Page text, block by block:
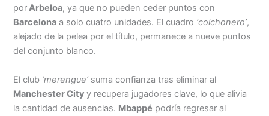
porArbeloa, ya que no pueden ceder puntos con
Barcelona a solo cuatro unidades. El cuadro ‘colchonero’,
alejado de la pelea por el título, permanece a nueve puntos
del conjunto blanco.
El club ‘merengue’ suma confianza tras eliminar al
Manchester Cityy recupera jugadores clave, lo que alivia
la cantidad de ausencias. Mbappé podría regresar al